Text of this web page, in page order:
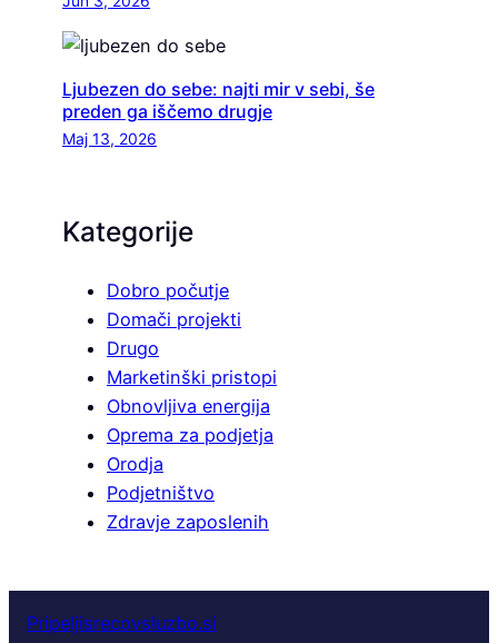
Ljubezen do sebe: najti mir v sebi, še
preden ga iščemo drugje
Maj 13, 2026
Kategorije
Dobro počutje
Domači projekti
Drugo
Marketinški pristopi
Obnovljiva energija
Oprema za podjetja
Orodja
Podjetništvo
Zdravje zaposlenih
Pripeljisrecovsluzbo.si